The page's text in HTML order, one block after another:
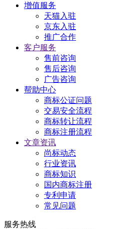
增值服务
天猫入驻
京东入驻
推广合作
客户服务
售前咨询
售后咨询
广告咨询
帮助中心
商标公证问题
交易安全流程
商标转让流程
商标注册流程
文章资讯
尚标动态
行业资讯
商标知识
国内商标注册
专利申请
常见问题
服务热线